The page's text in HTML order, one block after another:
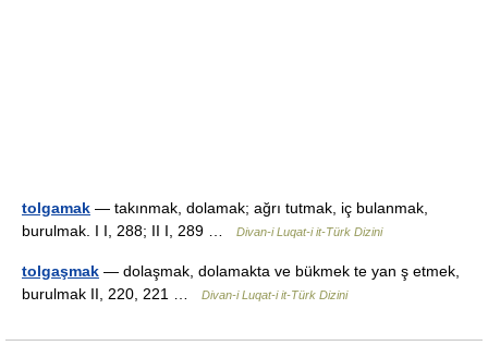
tolgamak — takınmak, dolamak; ağrı tutmak, iç bulanmak,
burulmak. I I, 288; II I, 289 …
Divan-i Luqat-i it-Türk Dizini
tolgaşmak — dolaşmak, dolamakta ve bükmek te yan ş etmek,
burulmak II, 220, 221 …
Divan-i Luqat-i it-Türk Dizini